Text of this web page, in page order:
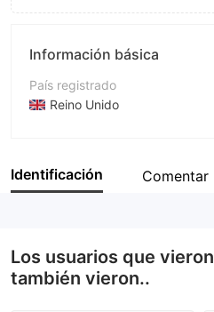
Información básica
País registrado
Reino Unido
Empresa
Identificación Comentar
Los usuarios que vieron
también vieron..